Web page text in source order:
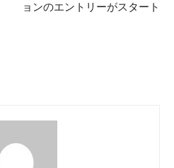
ョンのエントリーがスタート